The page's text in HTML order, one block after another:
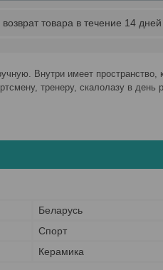
возврат товара в течение 14 дней
Внутри имеет
тренеру, скалолазу в
Беларусь
Спорт
Керамика